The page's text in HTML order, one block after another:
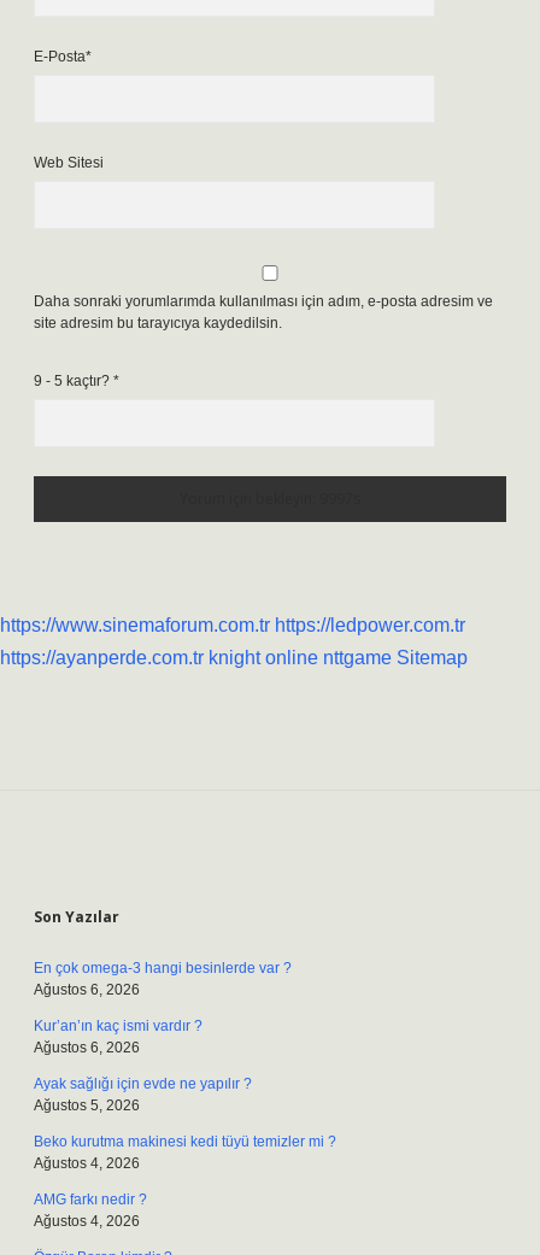
E-Posta*
Web Sitesi
Daha sonraki yorumlarımda kullanılması için adım, e-posta adresim ve
site adresim bu tarayıcıya kaydedilsin.
9 - 5 kaçtır? *
https://www.sinemaforum.com.tr https://ledpower.com.tr
https://ayanperde.com.tr knight online nttgame Sitemap
Son Yazılar
En çok omega-3 hangi besinlerde var ?
Ağustos 6, 2026
Kur’an’ın kaç ismi vardır ?
Ağustos 6, 2026
Ayak sağlığı için evde ne yapılır ?
Ağustos 5, 2026
Beko kurutma makinesi kedi tüyü temizler mi ?
Ağustos 4, 2026
AMG farkı nedir ?
Ağustos 4, 2026